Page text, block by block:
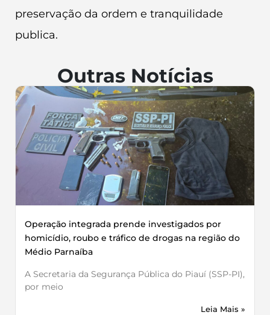
preservação da ordem e tranquilidade
publica.
Outras Notícias
Operação integrada prende investigados por
homicídio, roubo e tráfico de drogas na região do
Médio Parnaíba
A Secretaria da Segurança Pública do Piauí (SSP-PI),
por meio
Leia Mais »